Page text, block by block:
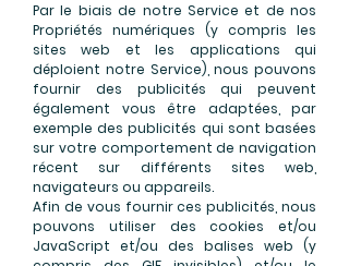
Par le biais de notre Service et de nos
Propriétés numériques (y compris les
sites web et les applications qui
déploient notre Service), nous pouvons
fournir des publicités qui peuvent
également vous être adaptées, par
exemple des publicités qui sont basées
sur votre comportement de navigation
récent sur différents sites web,
navigateurs ou appareils.
Afin de vous fournir ces publicités, nous
pouvons utiliser des cookies et/ou
JavaScript et/ou des balises web (y